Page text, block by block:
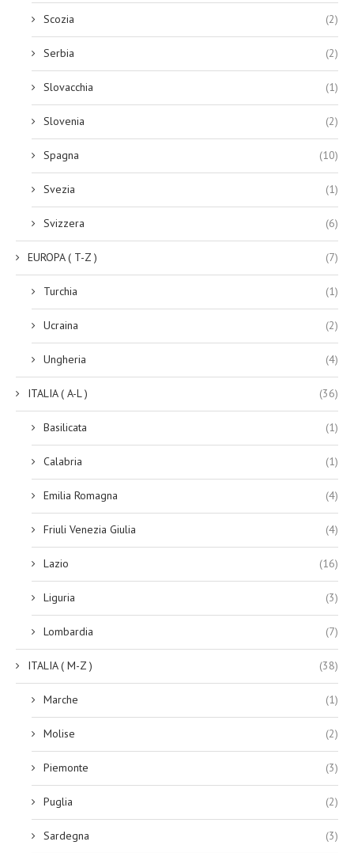
Scozia (2)
Serbia (2)
Slovacchia (1)
Slovenia (2)
Spagna (10)
Svezia (1)
Svizzera (6)
EUROPA ( T-Z ) (7)
Turchia (1)
Ucraina (2)
Ungheria (4)
ITALIA ( A-L ) (36)
Basilicata (1)
Calabria (1)
Emilia Romagna (4)
Friuli Venezia Giulia (4)
Lazio (16)
Liguria (3)
Lombardia (7)
ITALIA ( M-Z ) (38)
Marche (1)
Molise (2)
Piemonte (3)
Puglia (2)
Sardegna (3)